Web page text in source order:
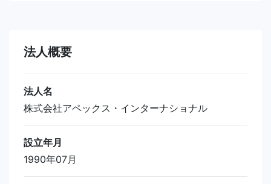
法人概要
法人名
株式会社アペックス・インターナショナル
設立年月
1990年07月